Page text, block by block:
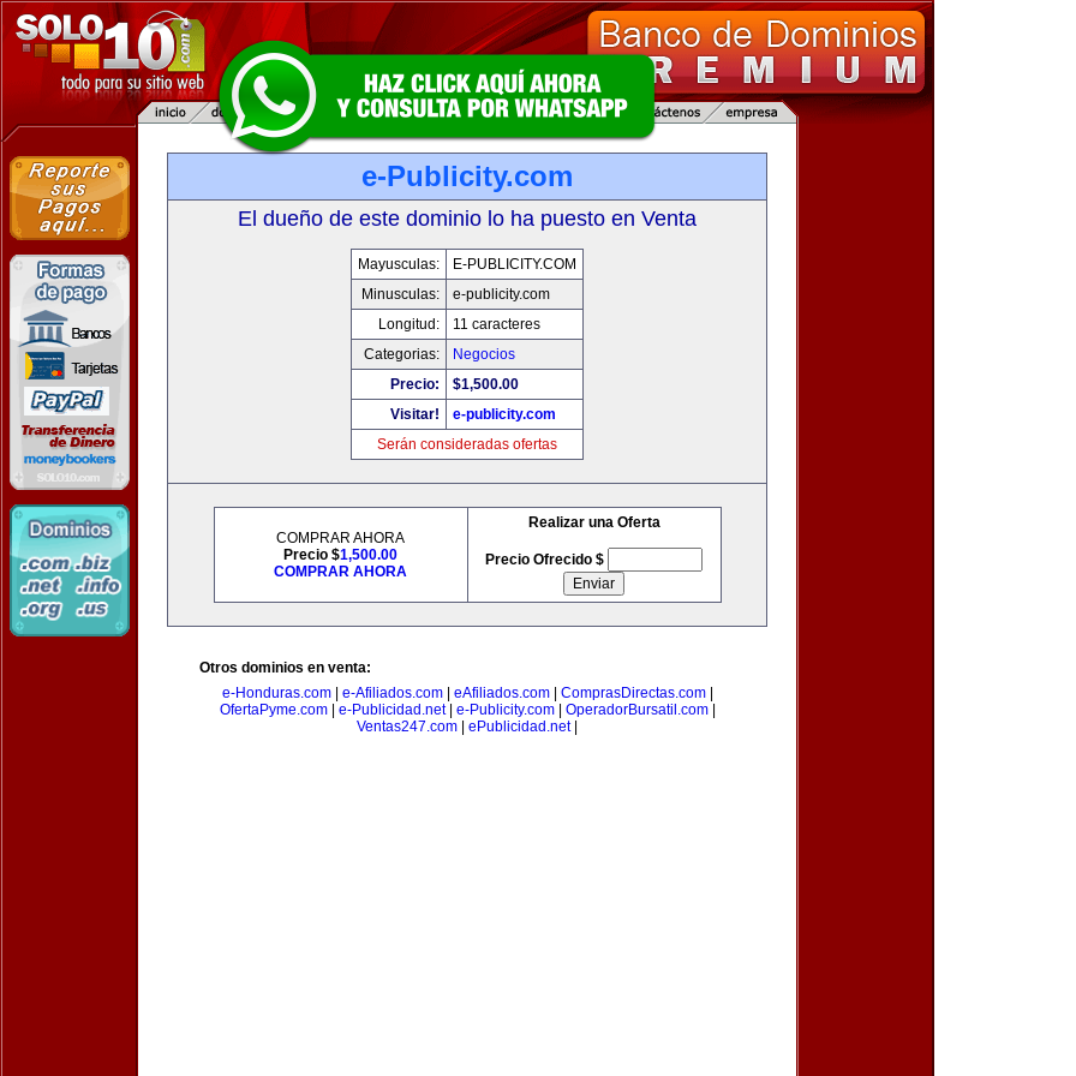
e-Publicity.com
El dueño de este dominio lo ha puesto en Venta
Mayusculas:
E-PUBLICITY.COM
Minusculas:
e-publicity.com
Longitud:
11 caracteres
Categorias:
Negocios
Precio:
$1,500.00
Visitar!
e-publicity.com
Serán consideradas ofertas
COMPRAR AHORA
Precio $1,500.00
COMPRAR AHORA
Realizar una Oferta
Precio Ofrecido $
Otros dominios en venta:
e-Honduras.com| e-Afiliados.com| eAfiliados.com| ComprasDirectas.com|
OfertaPyme.com| e-Publicidad.net| e-Publicity.com| OperadorBursatil.com|
Ventas247.com
ePublicidad.net|